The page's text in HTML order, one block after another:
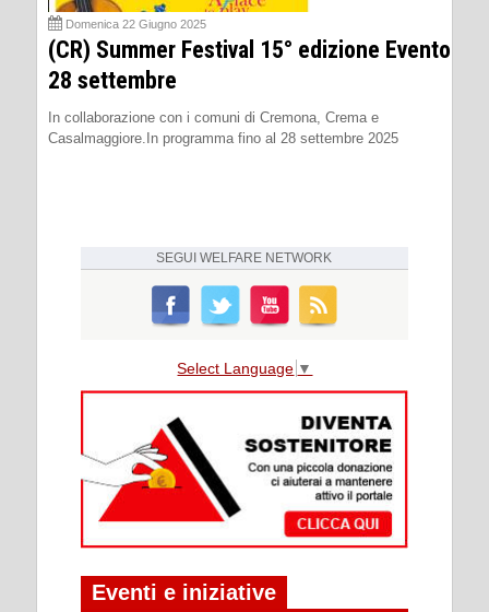
Domenica 22 Giugno 2025
(CR) Summer Festival 15° edizione Evento
28 settembre
In collaborazione con i comuni di Cremona, Crema e
Casalmaggiore.In programma fino al 28 settembre 2025
SEGUIWELFARE NETWORK
Select Language ▼
Eventi e iniziative